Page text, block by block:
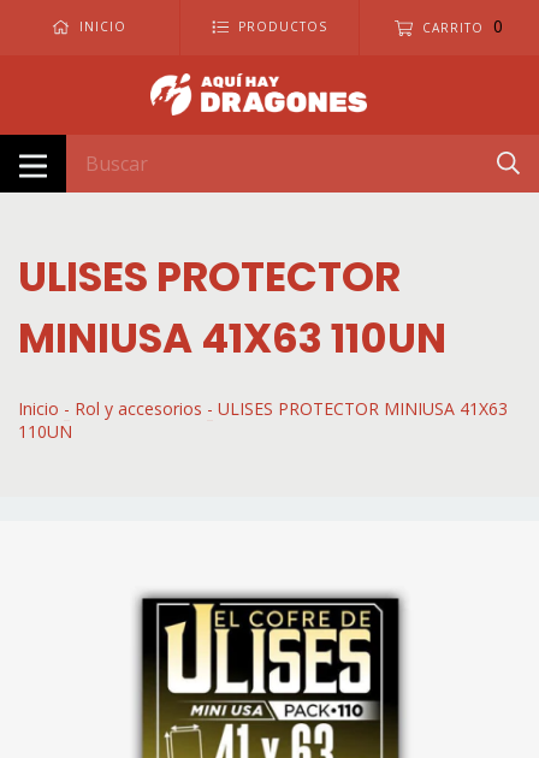
INICIO PRODUCTOS CARRITO 0
ULISES PROTECTOR
MINIUSA 41X63 110UN
Inicio - Rol y accesorios - ULISES PROTECTOR MINIUSA 41X63
110UN